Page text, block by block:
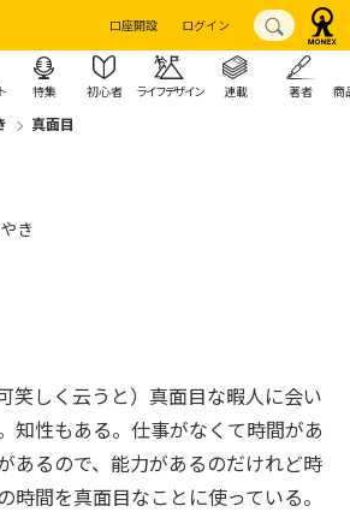
口座開設 ログイン
特集 初心者 ライフデザイン 連載 著者 商
真面目
き
笑しく云うと）真面目な暇人に会い
知性もある。仕事がなくて時間があ
あるので、能力があるのだけれど時
時間を真面目なことに使っている。